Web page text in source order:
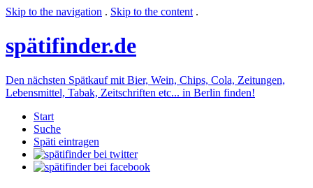
Skip to the navigation . Skip to the content .
spätifinder.de
Den nächsten Spätkauf mit Bier, Wein, Chips, Cola, Zeitungen,
Lebensmittel, Tabak, Zeitschriften etc... in Berlin finden!
Start
Suche
Späti eintragen